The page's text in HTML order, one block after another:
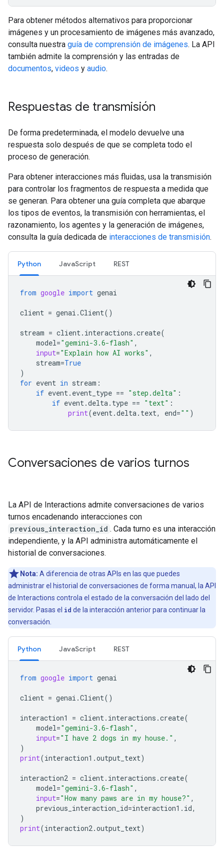
Para obtener métodos alternativos para proporcionar
imágenes y un procesamiento de imágenes más avanzado,
consulta nuestra guía de comprensión de imágenes. La API
también admite la comprensión y las entradas de
documentos, videos y audio.
Respuestas de transmisión
De forma predeterminada, el modelo devuelve una
respuesta solo después de que se completa todo el
proceso de generación.
Para obtener interacciones más fluidas, usa la transmisión
para controlar los fragmentos de respuesta a medida que
se generan. Para obtener una guía completa que abarque
los tipos de eventos, la transmisión con herramientas, el
razonamiento, los agentes y la generación de imágenes,
consulta la guía dedicada de interacciones de transmisión.
Python JavaScript REST
from google import genai
client = genai .Client()
stream = client. interactions .create(
model="gemini-3.6-flash" ,
input="Explain how AI works" ,
stream=True
)
for event in stream :
if event. event_type == "step.delta" :
if event.delta. type == "text" :
print(event.delta. text, end="" )
Conversaciones de varios turnos
La API de Interactions admite conversaciones de varios
turnos encadenando interacciones con
previous_interaction_id . Cada turno es una interacción
independiente, y la API administra automáticamente el
historial de conversaciones.
Nota: A diferencia de otras APIs en las que puedes
administrar el historial de conversaciones de forma manual, la API
de Interactions controla el estado de la conversación del lado del
servidor. Pasas el id de la interacción anterior para continuar la
conversación.
Python JavaScript REST
from google import genai
client = genai .Client()
interaction1 = client. interactions .create(
model="gemini-3.6-flash" ,
input="I have 2 dogs in my house." ,
)
print(interaction1 .output_text)
interaction2 = client. interactions .create(
model="gemini-3.6-flash" ,
input="How many paws are in my house?" ,
previous_interaction_id=interaction1 . id,
)
print(interaction2.output_text)